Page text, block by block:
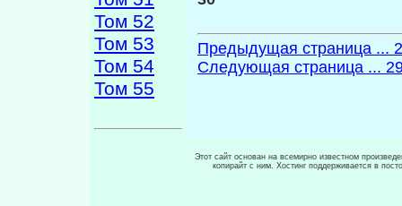
Том 52
Том 53
Том 54
Том 55
Предыдущая страница ...
Следующая страница ...
Этот сайт основан на всемирно известном
копирайт с ним. Хостинг поддерживается в